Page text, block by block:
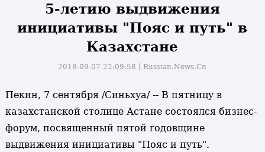
5-летию выдвижения
инициативы "Пояс и путь" в
Казахстане
2018-09-07 22:09:58丨Russian.News.Cn
Пекин, 7 сентября /Синьхуа/ -- В пятницу в
казахстанской столице Астане состоялся бизнес-
форум, посвященный пятой годовщине
выдвижения инициативы "Пояс и путь".